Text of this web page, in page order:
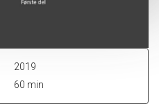
2019
60 min